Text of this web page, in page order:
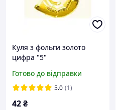
Куля з фольги золото
цифра "5"
Готово до відправки
5.0 (1)
42₴